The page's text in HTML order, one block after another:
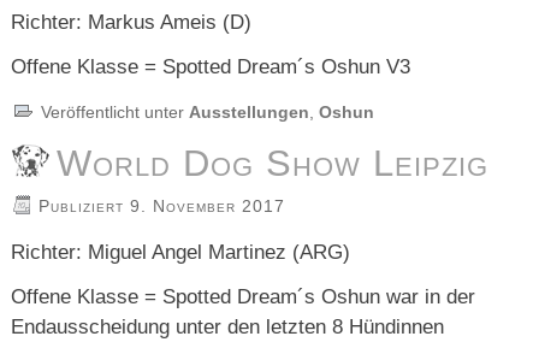
Richter: Markus Ameis (D)
Offene Klasse = Spotted Dream´s Oshun V3
Veröffentlicht unter Ausstellungen ,Oshun
World Dog Show Leipzig
Publiziert 9. November 2017
Richter: Miguel Angel Martinez (ARG)
Offene Klasse = Spotted Dream´s Oshun war in der
Endausscheidung unter den letzten 8 Hündinnen